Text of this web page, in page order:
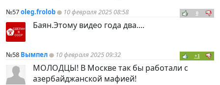
№57oleg.frolob 10 февраля 2025 08:58 0
Баян.Этому видео года два....
№58 Вымпел 10 февраля 2025 09:32 +1
МОЛОДЦЫ! В Москве так бы работали с
азербайджанской мафией!